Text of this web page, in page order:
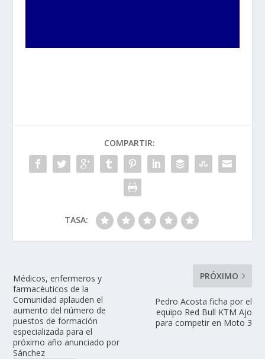
COMPARTIR:
TASA:
Médicos, enfermeros y
farmacéuticos de la
Comunidad aplauden el
aumento del número de
puestos de formación
especializada para el
próximo año anunciado por
Sánchez
PRÓXIMO
Pedro Acosta ficha por el
equipo Red Bull KTM Ajo
para competir en Moto 3